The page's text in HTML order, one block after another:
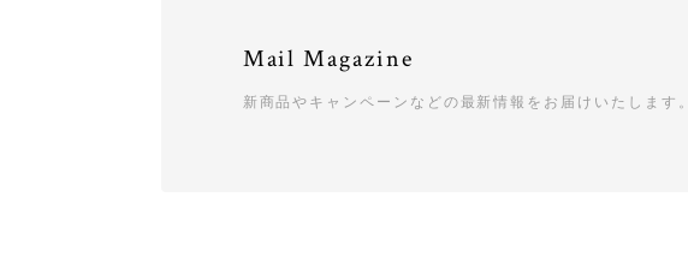
Mail Magazine
新商品やキャンペーンなどの最新情報をお届けいたします。